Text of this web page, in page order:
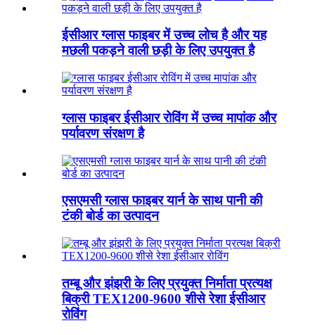
ईसीआर ग्लास फाइबर में उच्च लोच है और यह
मछली पकड़ने वाली छड़ी के लिए उपयुक्त है
ग्लास फाइबर ईसीआर रोविंग में उच्च मापांक और
पर्यावरण संरक्षण है
एसएमसी ग्लास फाइबर यार्न के साथ पानी की
टंकी बोर्ड का उत्पादन
तम्बू और झंझरी के लिए प्रयुक्त निर्माता प्रत्यक्ष
बिक्री TEX1200-9600 शीसे रेशा ईसीआर
रोविंग